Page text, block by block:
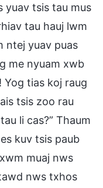
yuav tsis tau mus
tau hauj lwm
ntej yuav puas
me nyuam xwb
tias koj raug
tsis zoo rau
li cas?” Thaum
kuv tsis paub
muaj nws
nws txhos